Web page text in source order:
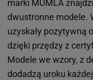
marki MUMLA
dwustronne modele.
uzyskały pozytywną
dzięki przędzy z
Modele we wzory, z
dodadzą uroku